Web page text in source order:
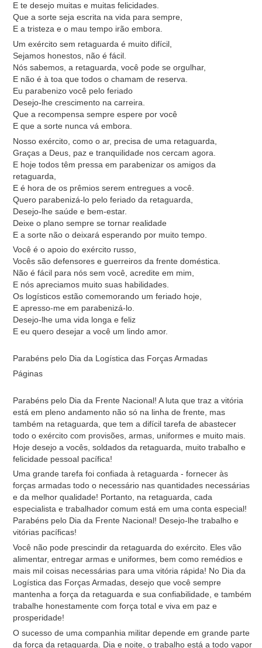
E te desejo muitas e muitas felicidades.
Que a sorte seja escrita na vida para sempre,
E a tristeza e o mau tempo irão embora.
Um exército sem retaguarda é muito difícil,
Sejamos honestos, não é fácil.
Nós sabemos, a retaguarda, você pode se orgulhar,
E não é à toa que todos o chamam de reserva.
Eu parabenizo você pelo feriado
Desejo-lhe crescimento na carreira.
Que a recompensa sempre espere por você
E que a sorte nunca vá embora.
Nosso exército, como o ar, precisa de uma retaguarda,
Graças a Deus, paz e tranquilidade nos cercam agora.
E hoje todos têm pressa em parabenizar os amigos da
retaguarda,
E é hora de os prêmios serem entregues a você.
Quero parabenizá-lo pelo feriado da retaguarda,
Desejo-lhe saúde e bem-estar.
Deixe o plano sempre se tornar realidade
E a sorte não o deixará esperando por muito tempo.
Você é o apoio do exército russo,
Vocês são defensores e guerreiros da frente doméstica.
Não é fácil para nós sem você, acredite em mim,
E nós apreciamos muito suas habilidades.
Os logísticos estão comemorando um feriado hoje,
E apresso-me em parabenizá-lo.
Desejo-lhe uma vida longa e feliz
E eu quero desejar a você um lindo amor.
Parabéns pelo Dia da Logística das Forças Armadas
Páginas
Parabéns pelo Dia da Frente Nacional! A luta que traz a vitória
está em pleno andamento não só na linha de frente, mas
também na retaguarda, que tem a difícil tarefa de abastecer
todo o exército com provisões, armas, uniformes e muito mais.
Hoje desejo a vocês, soldados da retaguarda, muito trabalho e
felicidade pessoal pacífica!
Uma grande tarefa foi confiada à retaguarda - fornecer às
forças armadas todo o necessário nas quantidades necessárias
e da melhor qualidade! Portanto, na retaguarda, cada
especialista e trabalhador comum está em uma conta especial!
Parabéns pelo Dia da Frente Nacional! Desejo-lhe trabalho e
vitórias pacíficas!
Você não pode prescindir da retaguarda do exército. Eles vão
alimentar, entregar armas e uniformes, bem como remédios e
mais mil coisas necessárias para uma vitória rápida! No Dia da
Logística das Forças Armadas, desejo que você sempre
mantenha a força da retaguarda e sua confiabilidade, e também
trabalhe honestamente com força total e viva em paz e
prosperidade!
O sucesso de uma companhia militar depende em grande parte
da força da retaguarda. Dia e noite, o trabalho está a todo vapor